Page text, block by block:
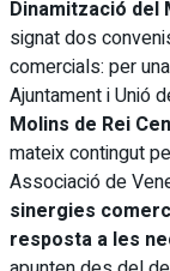
Dinamització del
signat dos
comercials: per
Ajuntament i Unió
Molins de Rei
mateix contingut
Associació de
sinergies
resposta a les